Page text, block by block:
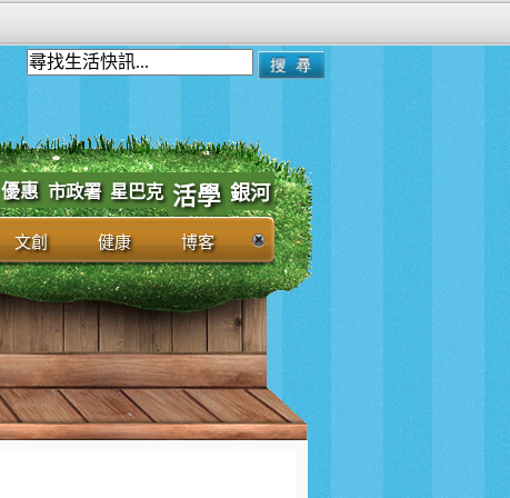
優惠 市政署 星巴克 活學 銀河
文創 健康 博客